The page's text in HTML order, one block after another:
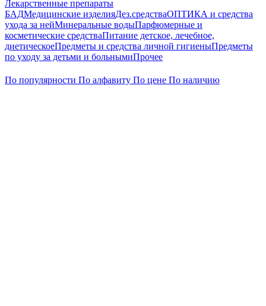
Лекарственные препараты
БАДМедицинские изделияДез.средстваОПТИКА и средства
ухода за нейМинеральные водыПарфюмерные и
косметические средстваПитание детское, лечебное,
диетическоеПредметы и средства личной гигиеныПредметы
по уходу за детьми и больнымиПрочее
По популярности По алфавиту По цене По наличию